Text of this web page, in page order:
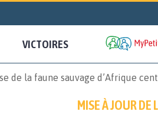
VICTOIRES
de la faune sauvage d’Afrique
MISE À JOUR